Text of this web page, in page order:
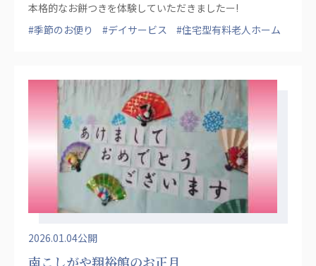
こうのす共生病院
OKP with Life クリニック
医療法人 京都翔医会
西京都病院
西京都クリニック
洛桂の郷
桂寿の郷
訪問看護ステーション秋桜
教育（共に生きる仲間達）
本格的なお餅つきを体験していただきましたー!
#季節のお便り
#デイサービス #住宅型有料老人ホーム
2026.01.04公開
南こしがや翔裕館のお正月